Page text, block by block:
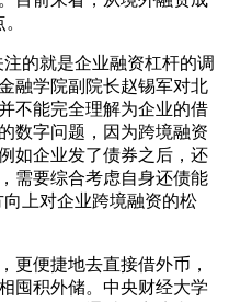
的就是企业融资杠杆的调
融学院副院长赵锡军对北
不能完全理解为企业的借
数字问题，因为跨境融资
如企业发了债券之后，还
需要综合考虑自身还债能
上对企业跨境融资的松
便捷地去直接借外币，
囤积外储。中央财经大学